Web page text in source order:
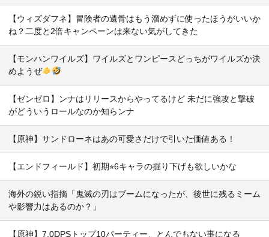
【ウィズダフネ】冒険者の遺骨はもう溜めずに使ったほうがいいか
ね？二度と2倍キャンペーンは来ない気がしてきた
【モンハンワイルズ】ワイルズとワンピースどっちがワイルズか決
めようぜ
【ゼンゼロ】ンナはリリースからやってるけど 未だに強攻と撃破
がどういうロールなのか知らンナ
【原神】サンドローネはあの可愛さだけで引いた価値ある！
【エンドフィールド】初期⭐︎6キャラの掘り下げも欲しいかな
海外の鋭い指摘「鬼滅の刃はブームになったが、後世に残るミーム
や影響力はあるのか？」
【原神】7.0DPSトップ10パーティー、とんでもない事になる